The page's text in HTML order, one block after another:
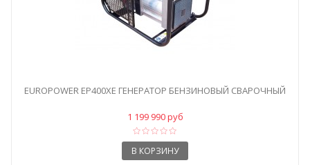
EUROPOWER EP400XE ГЕНЕРАТОР БЕНЗИНОВЫЙ СВАРОЧНЫЙ
1 199 990 руб
В КОРЗИНУ